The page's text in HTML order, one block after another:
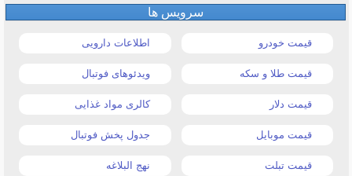
سرویس ها
قیمت خودرو اطلاعات دارویی
قیمت طلا و سکه ویدئوهای فوتبال
قیمت دلار کالری مواد غذایی
قیمت موبایل جدول پخش فوتبال
قیمت تبلت نهج البلاغه